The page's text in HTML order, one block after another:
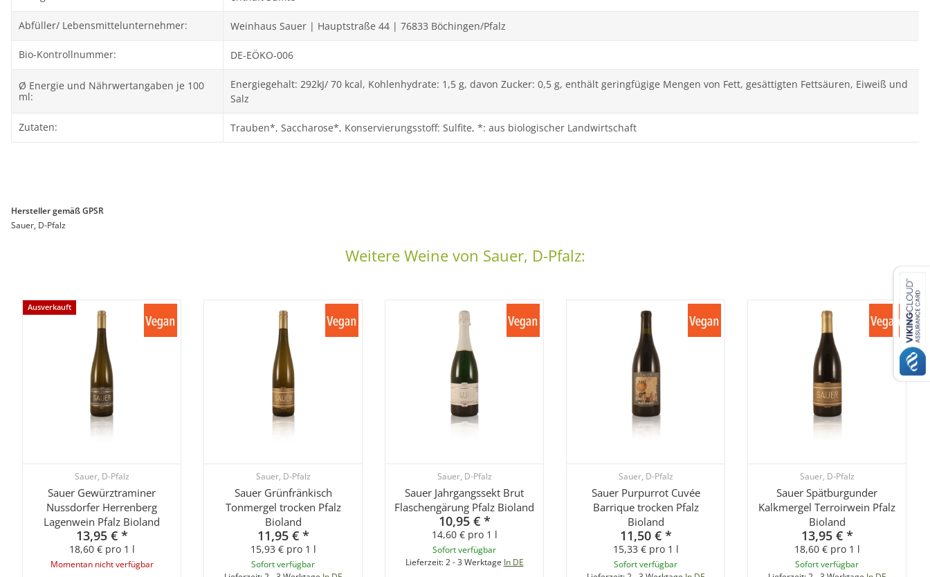
Abfüller/ Lebensmittelunternehmer: Weinhaus Sauer | Hauptstraße 44 | 76833 Böchingen/Pfalz
Bio-Kontrollnummer: DE-EÖKO-006
Ø Energie und Nährwertangaben je 100
ml:
Energiegehalt: 292kJ/ 70 kcal, Kohlenhydrate: 1,5 g, davon Zucker: 0,5 g, enthält geringfügige Mengen von Fett, gesättigten Fettsäuren, Eiweiß und
Salz
Zutaten: Trauben*, Saccharose*, Konservierungsstoff: Sulfite, *: aus biologischer Landwirtschaft
Hersteller gemäß GPSR
Sauer, D-Pfalz
Weitere Weine von Sauer, D-Pfalz:
Ausverkauft
Sauer, D-Pfalz
Sauer Gewürztraminer
Nussdorfer Herrenberg
Lagenwein Pfalz Bioland
13,95 € *
18,60 € pro 1 l
Momentan nicht verfügbar
Sauer, D-Pfalz
Sauer Grünfränkisch
Tonmergel trocken Pfalz
Bioland
11,95 € *
15,93 € pro 1 l
Sofort verfügbar
Sauer, D-Pfalz
Sauer Jahrgangssekt Brut
Flaschengärung Pfalz Bioland
10,95 € *
14,60 € pro 1 l
Sofort verfügbar
Lieferzeit:2 - 3 Werktage In DE
Sauer, D-Pfalz
Sauer Purpurrot Cuvée
Barrique trocken Pfalz
Bioland
11,50 € *
15,33 € pro 1 l
Sofort verfügbar
Sauer, D-Pfalz
Sauer Spätburgunder
Kalkmergel Terroirwein Pfalz
Bioland
13,95 € *
18,60 € pro 1 l
Sofort verfügbar